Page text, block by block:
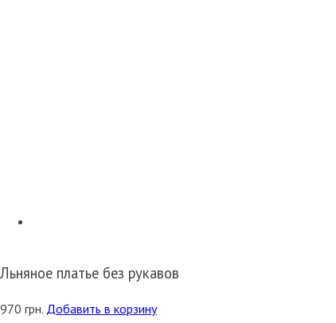
Льняное платье без рукавов
970 грн. Добавить в корзину